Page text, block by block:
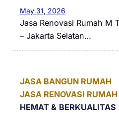
May 31, 2026
Jasa Renovasi Rumah M
– Jakarta Selatan…
JASA BANGUN RUMAH
JASA RENOVASI RUMAH
HEMAT & BERKUALITAS